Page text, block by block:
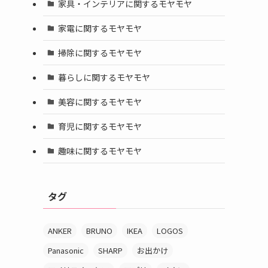
家具・インテリアに関するモヤモヤ
家電に関するモヤモヤ
掃除に関するモヤモヤ
暮らしに関するモヤモヤ
美容に関するモヤモヤ
育児に関するモヤモヤ
趣味に関するモヤモヤ
タグ
ANKER BRUNO IKEA
LOGOS
Panasonic
SHARP
お出かけ